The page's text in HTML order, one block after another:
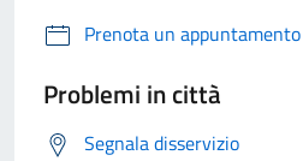
Prenota un appuntamento
Problemi in città
Segnala disservizio